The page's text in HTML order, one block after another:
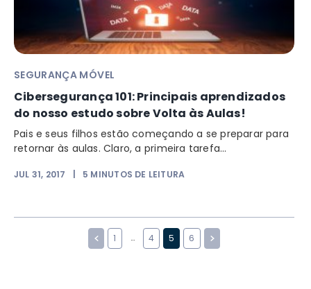
SEGURANÇA MÓVEL
Cibersegurança 101: Principais aprendizados
do nosso estudo sobre Volta às Aulas!
Pais e seus filhos estão começando a se preparar para
retornar às aulas. Claro, a primeira tarefa...
JUL 31, 2017 5 MINUTOS DE LEITURA
1 … 4 5 6